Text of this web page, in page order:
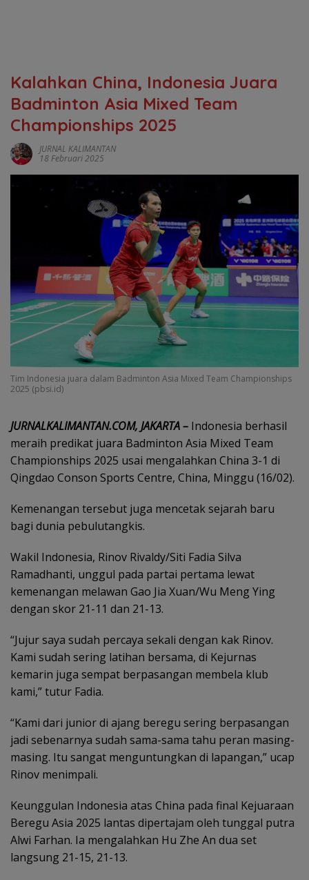
Kalahkan China, Indonesia Juara
Badminton Asia Mixed Team
Championships 2025
JURNAL KALIMANTAN
18 Februari 2025
Tim Indonesia juara dalam Badminton Asia Mixed Team Championships
2025 (pbsi.id)
JURNALKALIMANTAN.COM, JAKARTA – Indonesia berhasil
meraih predikat juara Badminton Asia Mixed Team
Championships 2025 usai mengalahkan China 3-1 di
Qingdao Conson Sports Centre, China, Minggu (16/02).
Kemenangan tersebut juga mencetak sejarah baru
bagi dunia pebulutangkis.
Wakil Indonesia, Rinov Rivaldy/Siti Fadia Silva
Ramadhanti, unggul pada partai pertama lewat
kemenangan melawan Gao Jia Xuan/Wu Meng Ying
dengan skor 21-11 dan 21-13.
“Jujur saya sudah percaya sekali dengan kak Rinov.
Kami sudah sering latihan bersama, di Kejurnas
kemarin juga sempat berpasangan membela klub
kami,” tutur Fadia.
“Kami dari junior di ajang beregu sering berpasangan
jadi sebenarnya sudah sama-sama tahu peran masing-
masing. Itu sangat menguntungkan di lapangan,” ucap
Rinov menimpali.
Keunggulan Indonesia atas China pada final Kejuaraan
Beregu Asia 2025 lantas dipertajam oleh tunggal putra
Alwi Farhan. Ia mengalahkan Hu Zhe An dua set
langsung 21-15, 21-13.